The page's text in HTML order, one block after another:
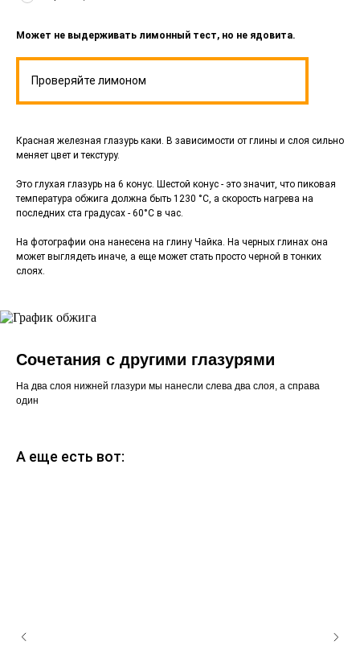
Может не выдерживать лимонный тест, но не ядовита.
Проверяйте лимоном
Красная железная глазурь каки. В зависимости от глины и слоя сильно
меняет цвет и текстуру.
Это глухая глазурь на 6 конус. Шестой конус - это значит, что пиковая
температура обжига должна быть 1230 °C, а скорость нагрева на
последних ста градусах - 60°C в час.
На фотографии она нанесена на глину Чайка. На черных глинах она
может выглядеть иначе, а еще может стать просто черной в тонких
слоях.
Сочетания с другими глазурями
На два слоя нижней глазури мы нанесли слева два слоя, а справа
один
А еще есть вот: